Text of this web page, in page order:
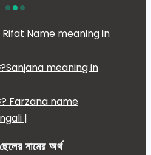
Rifat Name meaning in
কি?Sanjana meaning in
কি? Farzana name
|
নামের অর্থ